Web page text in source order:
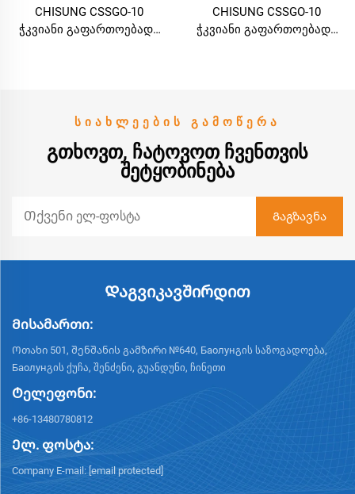
CHISUNG CSSGO-10
ჭკვიანი გაფართოებადი
ძრავით და დისტანციური
CHISUNG CSSGO-10
ჭკვიანი გაფართოებადი
დისტანციური მართვით
ᲡᲘᲐᲮᲚᲔᲔᲑᲘᲡ ᲒᲐᲛᲝᲬᲔᲠᲐ
ᲒᲗᲮᲝᲕᲗ, ᲩᲐᲢᲝᲕᲝᲗ ᲩᲕᲔᲜᲗᲕᲘᲡ
ᲨᲔᲢᲧᲝᲑᲘᲜᲔᲑᲐ
Დაგვიკავშირდით
Მისამართი:
Ოთახი 501, შენშანის გამზირი №640, Баолунგის საზოგადოება,
Баолунგის ქუჩა, შენძენი, გუანდუნი, ჩინეთი
Ტელეფონი:
+86-13480780812
Ელ. ფოსტა:
Company E-mail: [email protected]